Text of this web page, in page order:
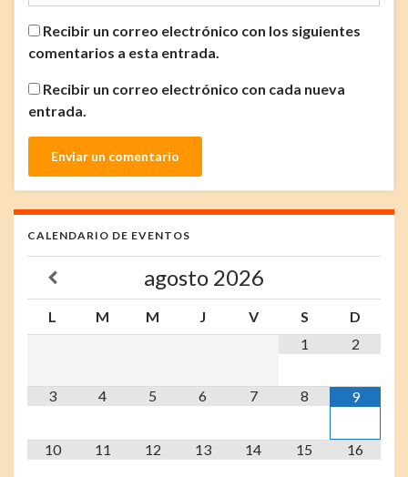
Recibir un correo electrónico con los siguientes
comentarios a esta entrada.
Recibir un correo electrónico con cada nueva
entrada.
CALENDARIO DE EVENTOS
agosto 2026
L M M J V S
D
1
2
3 4 5 6 7 8 9
10 11 12 13 14 15 16